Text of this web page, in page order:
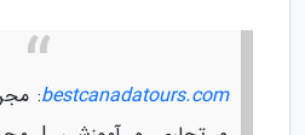
bestcanadatours.com
: